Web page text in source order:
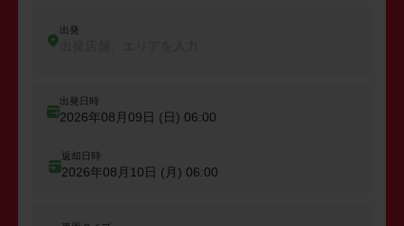
出発
出発日時
2026年08月09日 (日) 06:00
返却日時
2026年08月10日 (月) 06:00